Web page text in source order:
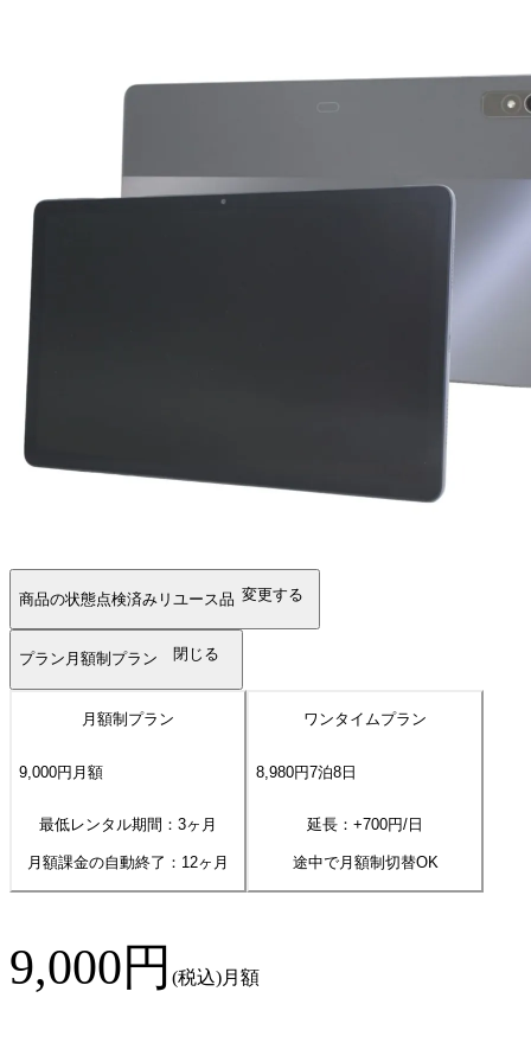
商品の状態点検済みリユース品 変更する
プラン 月額制プラン 閉じる
月額制プラン
9,000円 月額
最低レンタル期間：3ヶ月
月額課金の自動終了： 12ヶ月
ワンタイムプラン
8,980円7泊8日
延長：+700円/日
途中で月額制切替OK
9,000円 (税込)月額